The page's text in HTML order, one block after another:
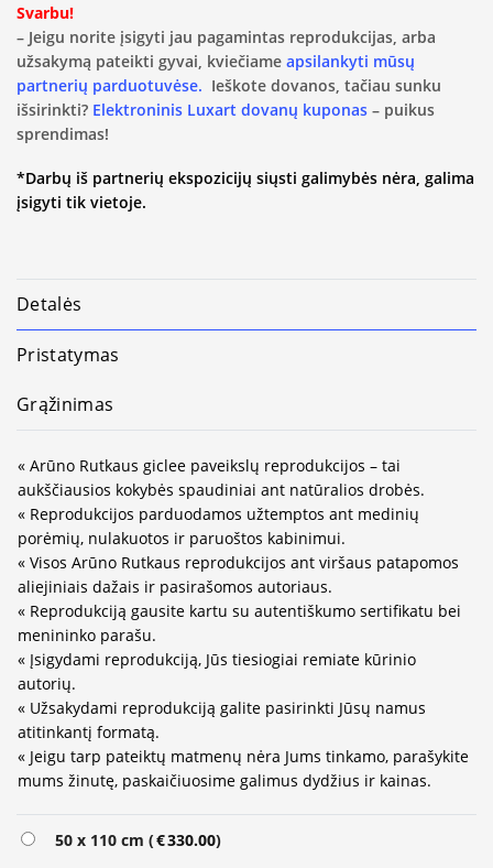
Svarbu!
– Jeigu norite įsigyti jau pagamintas reprodukcijas, arba
užsakymą pateikti gyvai, kviečiame apsilankyti mūsų
partnerių parduotuvėse. Ieškote dovanos, tačiau sunku
išsirinkti? Elektroninis Luxart dovanų kuponas – puikus
sprendimas!
*Darbų iš partnerių ekspozicijų siųsti galimybės nėra, galima
įsigyti tik vietoje.
Detalės
Pristatymas
Grąžinimas
« Arūno Rutkaus giclee paveikslų reprodukcijos – tai
aukščiausios kokybės spaudiniai ant natūralios drobės.
« Reprodukcijos parduodamos užtemptos ant medinių
porėmių, nulakuotos ir paruoštos kabinimui.
« Visos Arūno Rutkaus reprodukcijos ant viršaus patapomos
aliejiniais dažais ir pasirašomos autoriaus.
« Reprodukciją gausite kartu su autentiškumo sertifikatu bei
menininko parašu.
« Įsigydami reprodukciją, Jūs tiesiogiai remiate kūrinio
autorių.
« Užsakydami reprodukciją galite pasirinkti Jūsų namus
atitinkantį formatą.
« Jeigu tarp pateiktų matmenų nėra Jums tinkamo, parašykite
mums žinutę, paskaičiuosime galimus dydžius ir kainas.
50 x 110 cm (€330.00)
Alternative: